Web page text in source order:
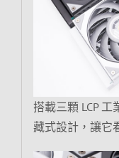
搭載三顆 LCP
藏式設計，讓它